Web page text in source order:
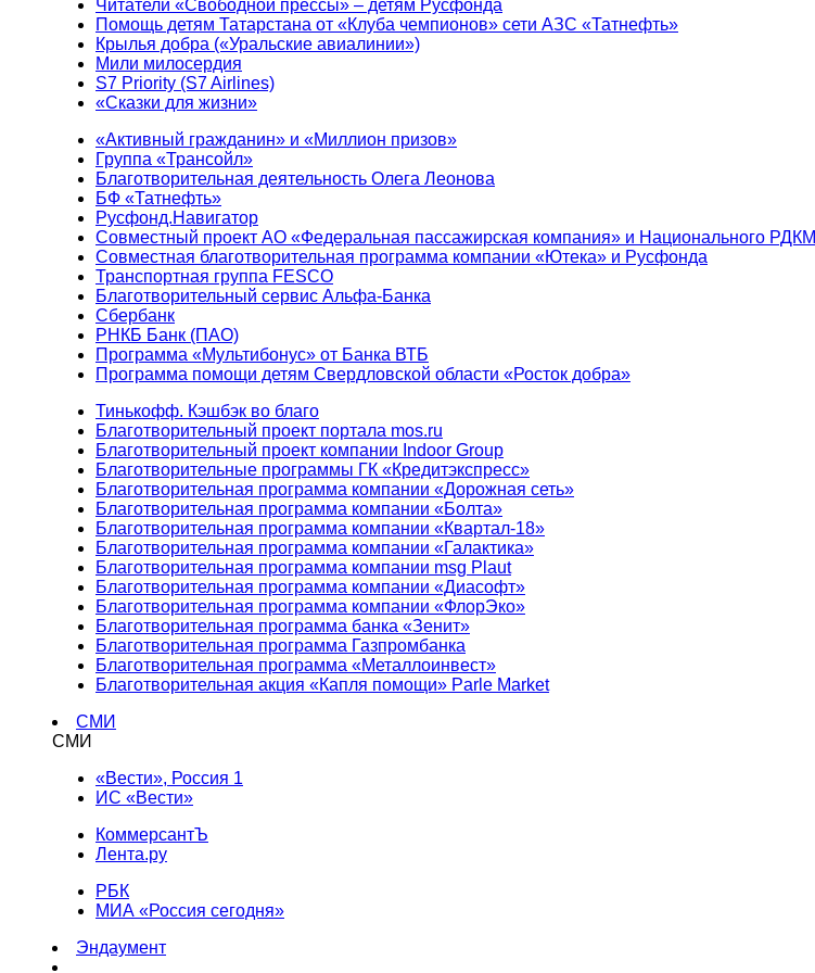
Читатели «Свободной прессы» – детям Русфонда
Помощь детям Татарстана от «Клуба чемпионов» сети АЗС «Татнефть»
Крылья добра («Уральские авиалинии»)
Мили милосердия
S7 Priority (S7 Airlines)
«Сказки для жизни»
«Активный гражданин» и «Миллион призов»
Группа «Трансойл»
Благотворительная деятельность Олега Леонова
БФ «Татнефть»
Русфонд.Навигатор
Совместный проект АО «Федеральная пассажирская компания» и Национального РДКМ
Совместная благотворительная программа компании «Ютека» и Русфонда
Транспортная группа FESCO
Благотворительный сервис Альфа-Банка
Сбербанк
РНКБ Банк (ПАО)
Программа «Мультибонус» от Банка ВТБ
Программа помощи детям Свердловской области «Росток добра»
Тинькофф. Кэшбэк во благо
Благотворительный проект портала mos.ru
Благотворительный проект компании Indoor Group
Благотворительные программы ГК «Кредитэкспресс»
Благотворительная программа компании «Дорожная сеть»
Благотворительная программа компании «Болта»
Благотворительная программа компании «Квартал-18»
Благотворительная программа компании «Галактика»
Благотворительная программа компании msg Plaut
Благотворительная программа компании «Диасофт»
Благотворительная программа компании «ФлорЭко»
Благотворительная программа банка «Зенит»
Благотворительная программа Газпромбанка
Благотворительная программа «Металлоинвест»
Благотворительная акция «Капля помощи» Parle Market
СМИ
СМИ
«Вести», Россия 1
ИС «Вести»
КоммерсантЪ
Лента.ру
РБК
МИА «Россия сегодня»
Эндаумент